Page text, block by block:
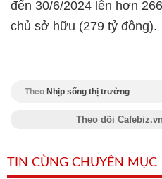
đến 30/6/2024 lên hơn
chủ sở hữu (279 tỷ đồng).
Theo Nhịp sống thị trường
Theo dõi
TIN CÙNG CHUYÊN MỤC